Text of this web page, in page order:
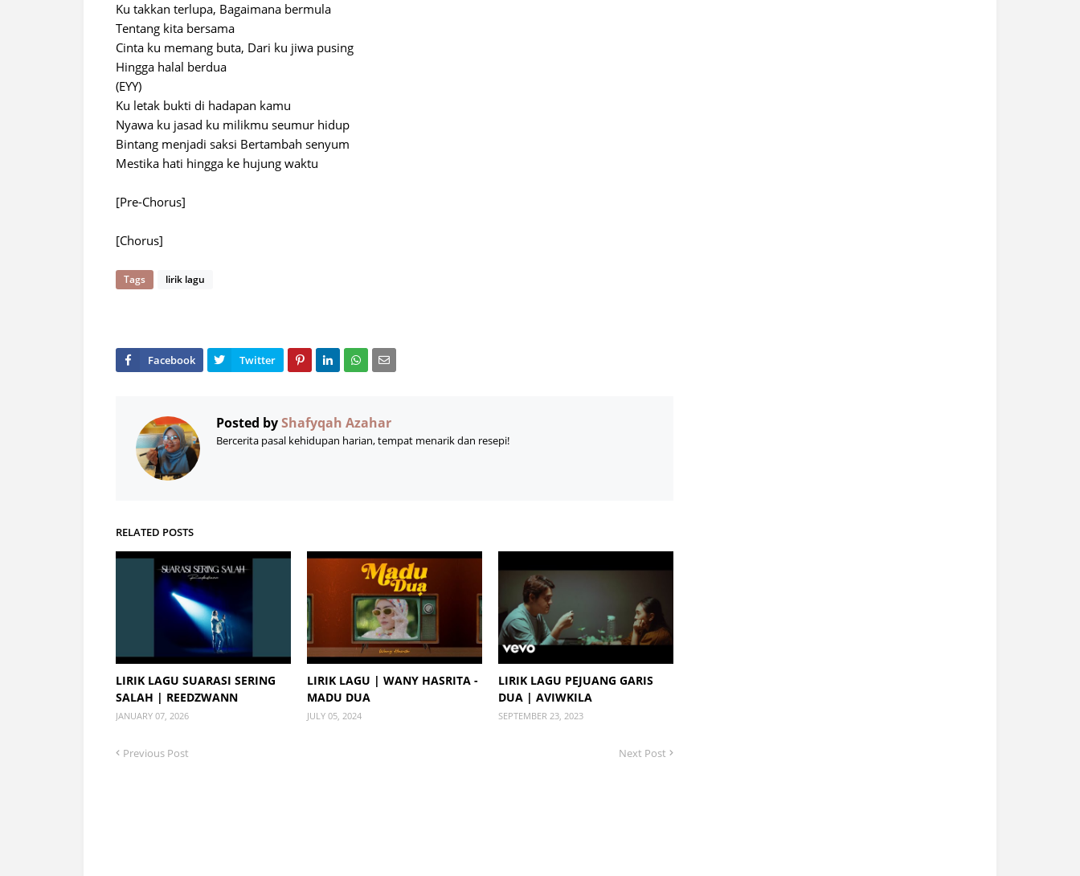
Ku takkan terlupa, Bagaimana bermula
Tentang kita bersama
Cinta ku memang buta, Dari ku jiwa pusing
Hingga halal berdua
(EYY)
Ku letak bukti di hadapan kamu
Nyawa ku jasad ku milikmu seumur hidup
Bintang menjadi saksi Bertambah senyum
Mestika hati hingga ke hujung waktu
[Pre-Chorus]
[Chorus]
Tags lirik lagu
Posted byShafyqah Azahar
Bercerita pasal kehidupan harian, tempat menarik dan resepi!
RELATED POSTS
LIRIK LAGU SUARASI SERING
SALAH | REEDZWANN
JANUARY 07, 2026
LIRIK LAGU | WANY HASRITA -
MADU DUA
JULY 05, 2024
LIRIK LAGU PEJUANG GARIS
DUA | AVIWKILA
SEPTEMBER 23, 2023
Previous Post Next Post